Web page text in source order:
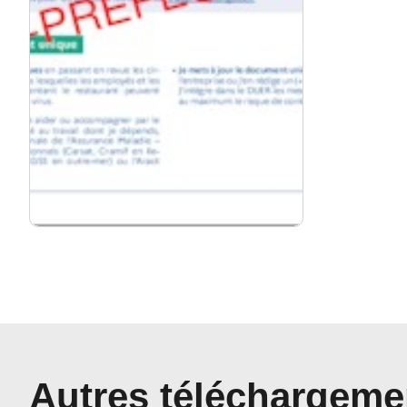
Autres